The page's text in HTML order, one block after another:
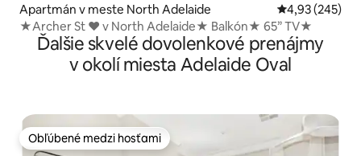
Apartmán v meste North Adelaide Priemerné
4,93 (245)
★Archer St ❤ v North Adelaide★ Balkón★ 65” TV★
Ďalšie skvelé dovolenkové prenájmy
v okolí miesta Adelaide Oval
Obľúbené medzi hosťami
Obľúbené medzi hosťami